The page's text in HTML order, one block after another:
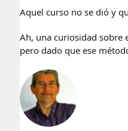
Aquel curso no se dió y
Ah, una curiosidad sobre
pero dado que ese